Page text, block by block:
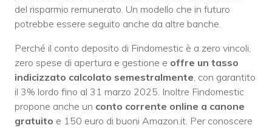
del risparmio remunerato. Un modello che in futuro
potrebbe essere seguito anche da altre banche.
Perché il conto deposito di Findomestic è a zero vincoli,
zero spese di apertura e gestione e offre un tasso
indicizzato calcolato semestralmente , con garantito
il 3% lordo fino al 31 marzo 2025. Inoltre Findomestic
propone anche un conto corrente online a canone
gratuito e 150 euro di buoni Amazon.it. Per conoscere